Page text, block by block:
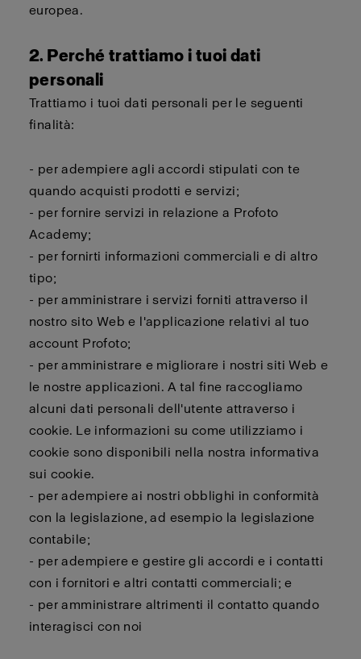
europea.
2. Perché trattiamo i tuoi dati
personali
Trattiamo i tuoi dati personali per le seguenti
finalità:
- per adempiere agli accordi stipulati con te
quando acquisti prodotti e servizi;
- per fornire servizi in relazione a Profoto
Academy;
- per fornirti informazioni commerciali e di altro
tipo;
- per amministrare i servizi forniti attraverso il
nostro sito Web e l'applicazione relativi al tuo
account Profoto;
- per amministrare e migliorare i nostri siti Web e
le nostre applicazioni. A tal fine raccogliamo
alcuni dati personali dell'utente attraverso i
cookie. Le informazioni su come utilizziamo i
cookie sono disponibili nella nostra informativa
sui cookie.
- per adempiere ai nostri obblighi in conformità
con la legislazione, ad esempio la legislazione
contabile;
- per adempiere e gestire gli accordi e i contatti
con i fornitori e altri contatti commerciali; e
- per amministrare altrimenti il contatto quando
interagisci con noi